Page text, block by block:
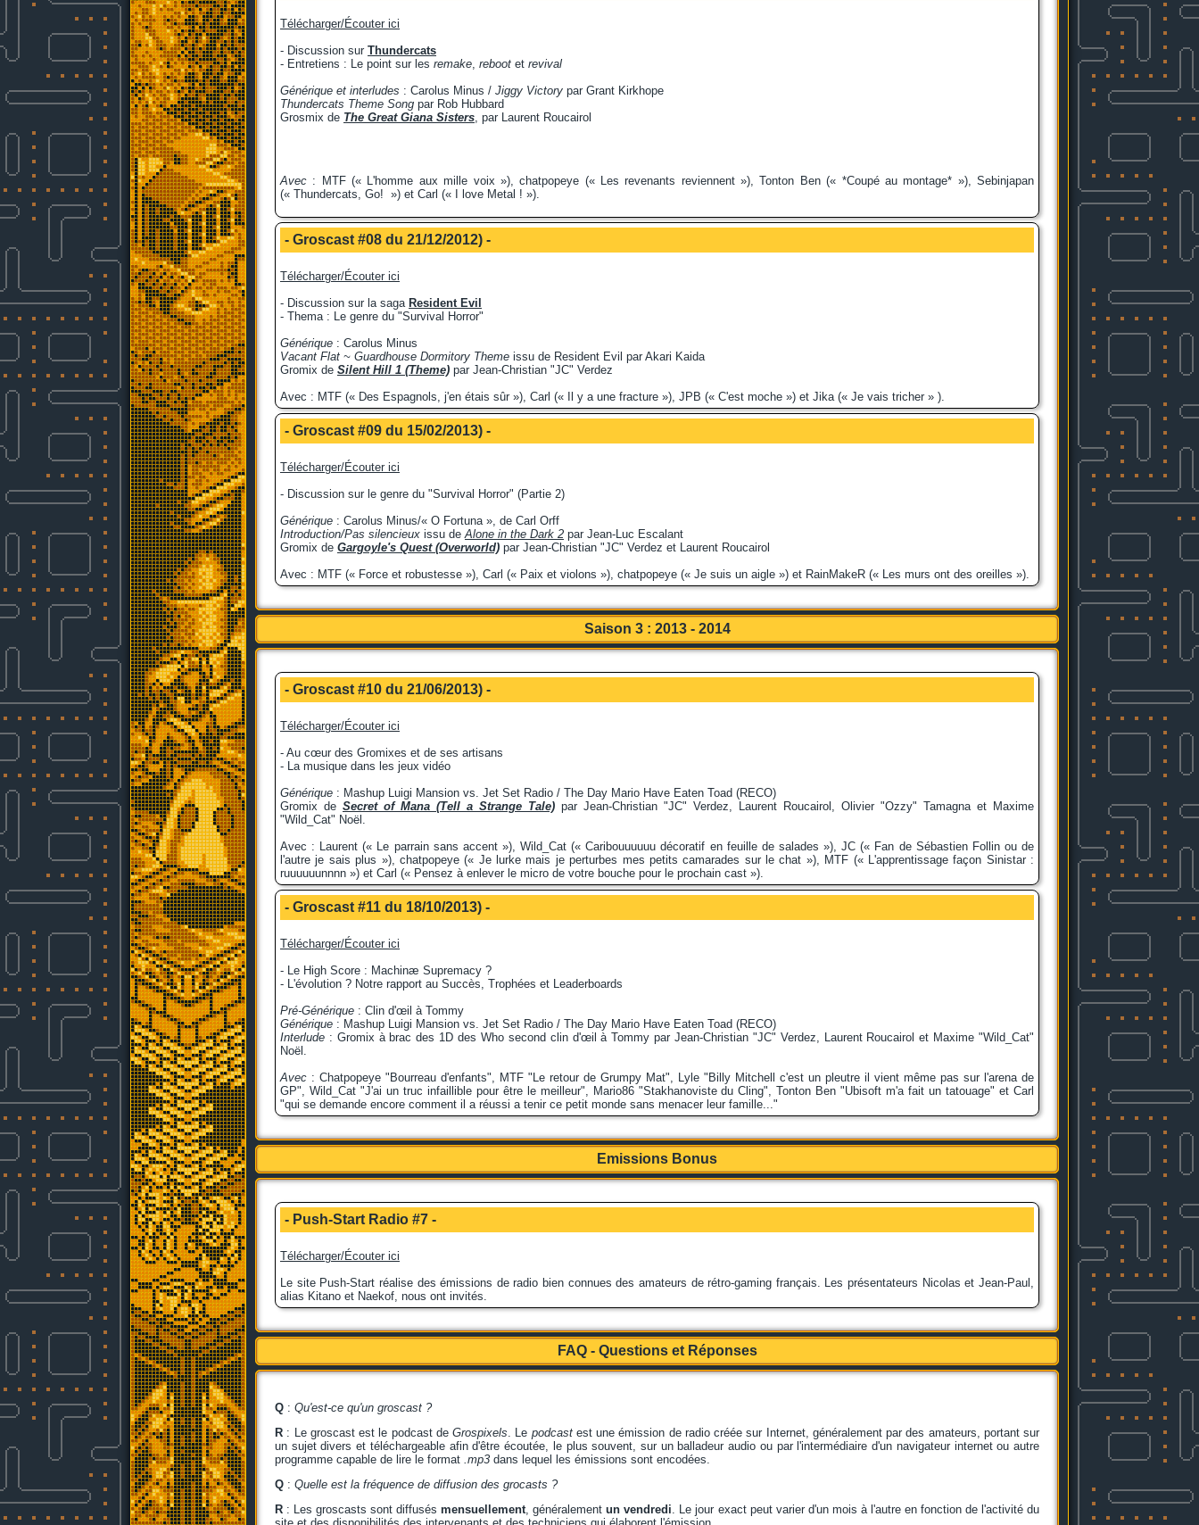
Télécharger/Écouter ici
- Discussion sur Thundercats
- Entretiens : Le point sur les remake, reboot et revival
Générique et interludes : Carolus Minus / Jiggy Victory par Grant Kirkhope
Thundercats Theme Song par Rob Hubbard
Grosmix de The Great Giana Sisters, par Laurent Roucairol
Avec : MTF (« L'homme aux mille voix »), chatpopeye (« Les revenants reviennent »), Tonton Ben (« *Coupé au montage* »), Sebinjapan
(« Thundercats, Go! ») et Carl (« I love Metal ! »).
- Groscast #08 du 21/12/2012) -
Télécharger/Écouter ici
- Discussion sur la saga Resident Evil
- Thema : Le genre du "Survival Horror"
Générique : Carolus Minus
Vacant Flat ~ Guardhouse Dormitory Theme issu de Resident Evil par Akari Kaida
Gromix de Silent Hill 1 (Theme) par Jean-Christian "JC" Verdez
Avec : MTF (« Des Espagnols, j'en étais sûr »), Carl (« Il y a une fracture »), JPB (« C'est moche ») et Jika (« Je vais tricher » ).
- Groscast #09 du 15/02/2013) -
Télécharger/Écouter ici
- Discussion sur le genre du "Survival Horror" (Partie 2)
Générique : Carolus Minus/« O Fortuna », de Carl Orff
Introduction/Pas silencieux issu deAlone in the Dark 2 par Jean-Luc Escalant
Gromix de Gargoyle's Quest (Overworld) par Jean-Christian "JC" Verdez et Laurent Roucairol
Avec : MTF (« Force et robustesse »), Carl (« Paix et violons »), chatpopeye (« Je suis un aigle ») et RainMakeR (« Les murs ont des oreilles »).
Saison 3 : 2013 - 2014
- Groscast #10 du 21/06/2013) -
Télécharger/Écouter ici
- Au cœur des Gromixes et de ses artisans
- La musique dans les jeux vidéo
Générique : Mashup Luigi Mansion vs. Jet Set Radio / The Day Mario Have Eaten Toad (RECO)
Gromix de Secret of Mana (Tell a Strange Tale) par Jean-Christian "JC" Verdez, Laurent Roucairol, Olivier "Ozzy" Tamagna et Maxime
"Wild_Cat" Noël.
Avec : Laurent (« Le parrain sans accent »), Wild_Cat (« Caribouuuuuu décoratif en feuille de salades »), JC (« Fan de Sébastien Follin ou de
l'autre je sais plus »), chatpopeye (« Je lurke mais je perturbes mes petits camarades sur le chat »), MTF (« L'apprentissage façon Sinistar :
ruuuuuunnnn ») et Carl (« Pensez à enlever le micro de votre bouche pour le prochain cast »).
- Groscast #11 du 18/10/2013) -
Télécharger/Écouter ici
- Le High Score : Machinæ Supremacy ?
- L'évolution ? Notre rapport au Succès, Trophées et Leaderboards
Pré-Générique : Clin d'œil à Tommy
Générique : Mashup Luigi Mansion vs. Jet Set Radio / The Day Mario Have Eaten Toad (RECO)
Interlude : Gromix à brac des 1D des Who second clin d'œil à Tommy par Jean-Christian "JC" Verdez, Laurent Roucairol et Maxime "Wild_Cat"
Noël.
Avec : Chatpopeye "Bourreau d'enfants", MTF "Le retour de Grumpy Mat", Lyle "Billy Mitchell c'est un pleutre il vient même pas sur l'arena de
GP", Wild_Cat "J'ai un truc infaillible pour être le meilleur", Mario86 "Stakhanoviste du Cling", Tonton Ben "Ubisoft m'a fait un tatouage" et Carl
"qui se demande encore comment il a réussi a tenir ce petit monde sans menacer leur famille..."
Emissions Bonus
- Push-Start Radio #7 -
Télécharger/Écouter ici
Le site Push-Start réalise des émissions de radio bien connues des amateurs de rétro-gaming français. Les présentateurs Nicolas et Jean-Paul,
alias Kitano et Naekof, nous ont invités.
FAQ - Questions et Réponses
Q : Qu'est-ce qu'un groscast ?
R : Le groscast est le podcast de Grospixels. Le podcastest une émission de radio créée sur Internet, généralement par des amateurs, portant sur
un sujet divers et téléchargeable afin d'être écoutée, le plus souvent, sur un balladeur audio ou par l'intermédiaire d'un navigateur internet ou autre
programme capable de lire le format .mp3 dans lequel les émissions sont encodées.
Q : Quelle est la fréquence de diffusion des grocasts ?
R : Les groscasts sont diffusésmensuellement, généralementun vendredi. Le jour exact peut varier d'un mois à l'autre en fonction de l'activité du